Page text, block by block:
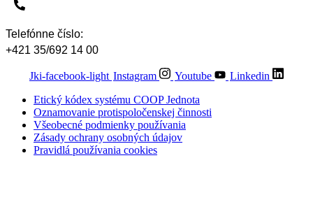
Telefónne číslo:
+421 35/692 14 00
Jki-facebook-light Instagram Youtube
Linkedin
Etický kódex systému COOP Jednota
Oznamovanie protispoločenskej činnosti
Všeobecné podmienky používania
Zásady ochrany osobných údajov
Pravidlá používania cookies